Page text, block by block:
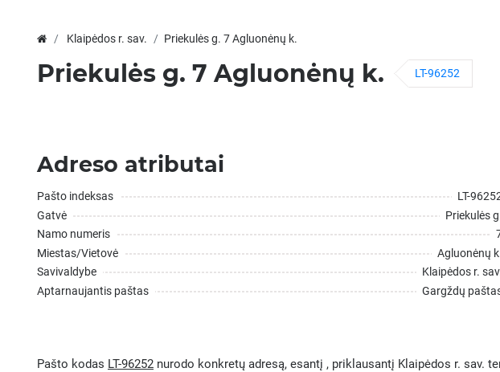
Klaipėdos r. sav. Priekulės g. 7 Agluonėnų k.
Priekulės g. 7 Agluonėnų k. LT-96252
Adreso atributai
Pašto indeksas
LT-
Gatvė
Priekulės
Namo numeris
Miestas/Vietovė
Agluonėnų
Savivaldybe
Klaipėdos r.
Aptarnaujantis paštas
Gargždų
Pašto kodas LT-96252 nurodo konkretų adresą, esantį , priklausantį Klaipėdos r. sav.